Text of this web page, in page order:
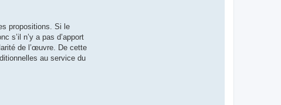
propositions. Si le
s’il n’y a pas d’apport
de l’œuvre. De cette
au service du